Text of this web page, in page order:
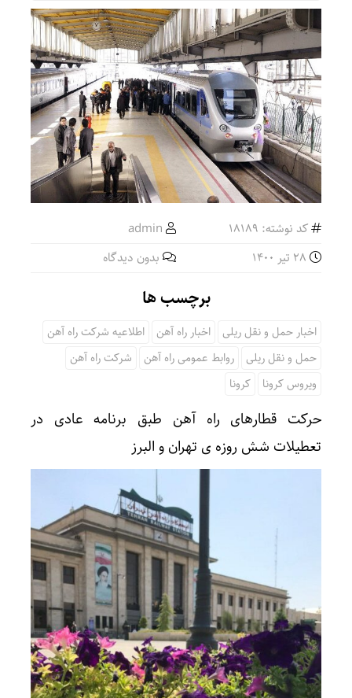
کد نوشته: 18189
admin
بدون دیدگاه
برچسب ها
اخبار حمل و نقل ریلی اخبار راه آهن
اطلاعیه شرکت راه آهن
حمل و نقل ریلی
روابط عمومی راه آهن
شرکت راه آهن
ویروس کرونا
کرونا
حرکت قطارهای راه آهن طبق برنامه عادی در
تعطیلات شش روزه ی تهران و البرز